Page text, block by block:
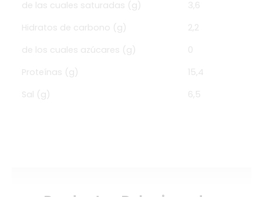
de las cuales saturadas (g)
3,6
Hidratos de carbono (g)
2,2
de los cuales azúcares (g)
0
Proteínas (g)
15,4
Sal (g)
6,5